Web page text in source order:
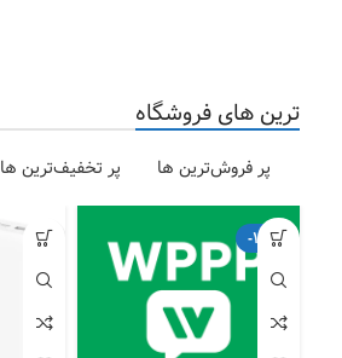
ترین های فروشگاه
پر فروش‌ترین ها پر تخفیف‌ترین ها
-17%